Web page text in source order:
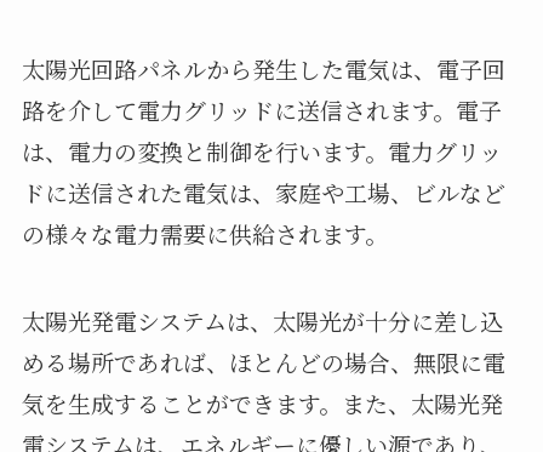
太陽光回路パネルから発生した電気は、電子回
路を介して電力グリッドに送信されます。電子
は、電力の変換と制御を行います。電力グリッ
ドに送信された電気は、家庭や工場、ビルなど
の様々な電力需要に供給されます。
太陽光発電システムは、太陽光が十分に差し込
める場所であれば、ほとんどの場合、無限に電
気を生成することができます。また、太陽光発
電システムは、エネルギーに優しい源であり、